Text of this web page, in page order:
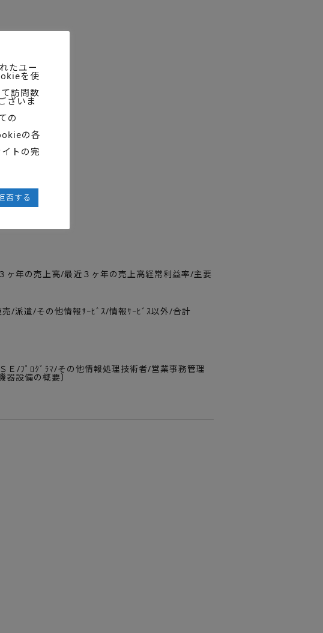
体
年の売上高/最近３ヶ年の売上高経常利益率/主要
/派遣/その他情報ｻｰﾋﾞｽ/情報ｻｰﾋﾞｽ以外/合計
Ｅ/ﾌﾟﾛｸﾞﾗﾏ/その他情報処理技術者/営業事務管理
設備の概要〕
たユー
を使
訪問数
ざいま
の
の各
トの完
否する